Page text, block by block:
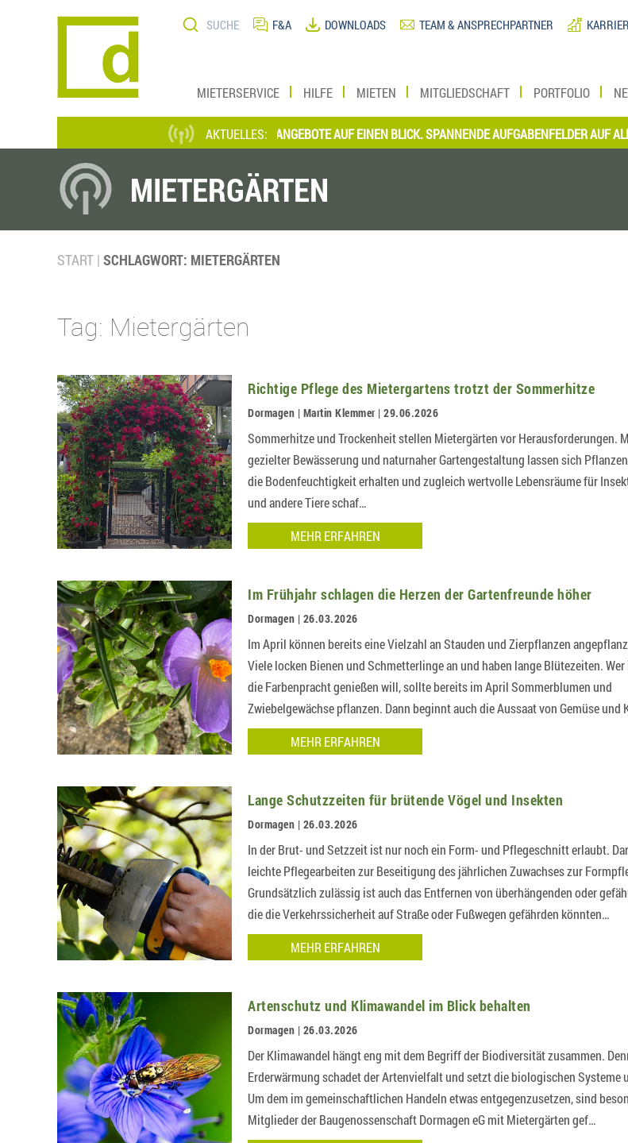
Suche F&A DOWNLOADS TEAM & ANSPRECHPARTNER
MIETERSERVICE HILFE MIETEN MITGLIEDSCHAFT PORTFOLIO
AKTUELLES:
*** AKTUELLE STELLENANGEBOTE AUF EINEN BLICK. SPANNENDE AUFGABENFELDER AUF ALLEN
MIETERGÄRTEN
START SCHLAGWORT: MIETERGÄRTEN
Tag: Mietergärten
Richtige Pflege des Mietergartens trotzt der Sommerhitze
Dormagen | Martin Klemmer | 29.06.2026
Sommerhitze und Trockenheit stellen Mietergärten vor Herausforderungen.
gezielter Bewässerung und naturnaher Gartengestaltung lassen sich
die Bodenfeuchtigkeit erhalten und zugleich wertvolle Lebensräume für
und andere Tiere schaf…
MEHR ERFAHREN
Im Frühjahr schlagen die Herzen der Gartenfreunde höher
Dormagen | 26.03.2026
Im April können bereits eine Vielzahl an Stauden und Zierpflanzen
Viele locken Bienen und Schmetterlinge an und haben lange Blütezeiten.
die Farbenpracht genießen will, sollte bereits im April Sommerblumen und
Zwiebelgewächse pflanzen. Dann beginnt auch die Aussaat von Gemüse und
MEHR ERFAHREN
Lange Schutzzeiten für brütende Vögel und Insekten
Dormagen | 26.03.2026
In der Brut- und Setzzeit ist nur noch ein Form- und Pflegeschnitt erlaubt.
leichte Pflegearbeiten zur Beseitigung des jährlichen Zuwachses zur
Grundsätzlich zulässig ist auch das Entfernen von überhängenden oder
die die Verkehrssicherheit auf Straße oder Fußwegen gefährden könnten…
MEHR ERFAHREN
Artenschutz und Klimawandel im Blick behalten
Dormagen | 26.03.2026
Der Klimawandel hängt eng mit dem Begriff der Biodiversität zusammen.
Erderwärmung schadet der Artenvielfalt und setzt die biologischen Systeme
Um dem im gemeinschaftlichen Handeln etwas entgegenzusetzen, sind
Mitglieder der Baugenossenschaft Dormagen eG mit Mietergärten gef…